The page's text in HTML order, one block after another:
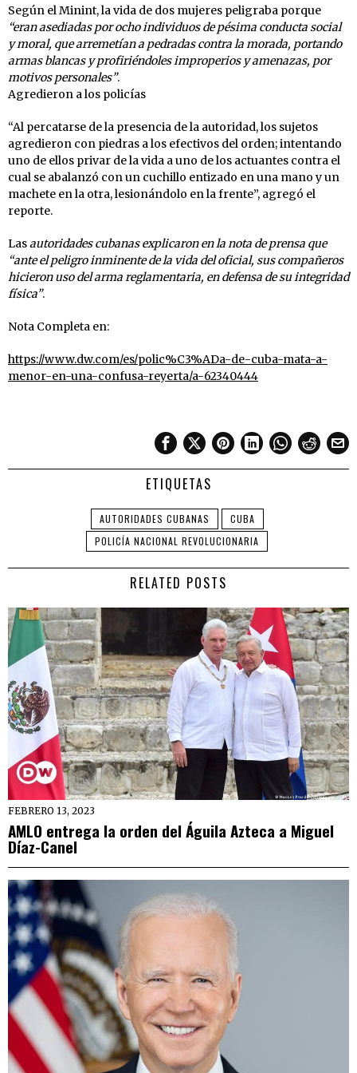
Según el Minint, la vida de dos mujeres peligraba porque
“eran asediadas por ocho individuos de pésima conducta social
y moral, que arremetían a pedradas contra la morada, portando
armas blancas y profiriéndoles improperios y amenazas, por
motivos personales”.
Agredieron a los policías
“Al percatarse de la presencia de la autoridad, los sujetos
agredieron con piedras a los efectivos del orden; intentando
uno de ellos privar de la vida a uno de los actuantes contra el
cual se abalanzó con un cuchillo entizado en una mano y un
machete en la otra, lesionándolo en la frente”, agregó el
reporte.
Lasautoridades cubanas explicaron en la nota de prensa que
“ante el peligro inminente de la vida del oficial, sus compañeros
hicieron uso del arma reglamentaria, en defensa de su integridad
física”.
Nota Completa en:
https://www.dw.com/es/polic%C3%ADa-de-cuba-mata-a-
menor-en-una-confusa-reyerta/a-62340444
ETIQUETAS
AUTORIDADES CUBANAS
CUBA
POLICÍA NACIONAL REVOLUCIONARIA
RELATED POSTS
FEBRERO 13, 2023
AMLO entrega la orden del Águila Azteca a Miguel
Díaz-Canel